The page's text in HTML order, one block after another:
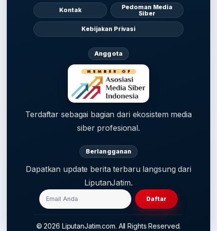
Kontak
Pedoman Media
Siber
Kebijakan Privasi
Anggota
Terdaftar sebagai bagian dari ekosistem media
siber profesional.
Berlangganan
Dapatkan update berita terbaru langsung dari
LiputanJatim.
Daftar
© 2026 LiputanJatim.com. All Rights Reserved.